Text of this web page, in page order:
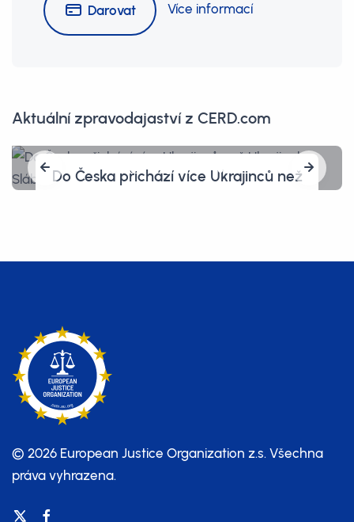
Darovat Více informací
Aktuální zpravodajaství z CERD.com
Do Česka přichází více Ukrajinců než
© 2026 European Justice Organization z.s. Všechna
práva vyhrazena.